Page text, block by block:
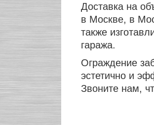
Доставка на
в Москве, в
также
гаража.
Ограждение
эстетично и
Звоните нам,